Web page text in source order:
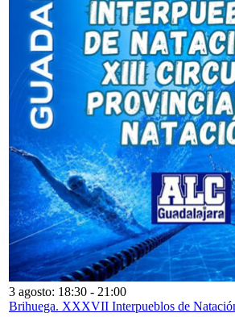
3 agosto: 18:30 - 21:00
Brihuega. XXXVII Interpueblos de